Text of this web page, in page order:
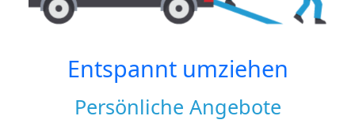
Entspannt umziehen
Persönliche Angebote